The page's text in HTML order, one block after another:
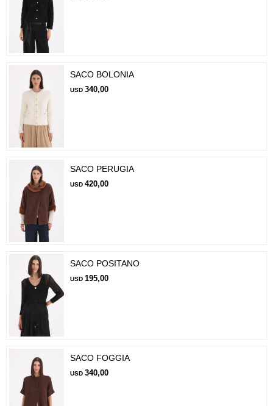
SACO BOLONIA
USD 340,00
SACO PERUGIA
USD 420,00
SACO POSITANO
USD 195,00
SACO FOGGIA
USD 340,00